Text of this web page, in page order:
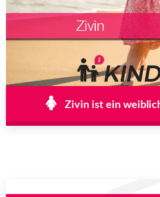
Zivin ist ein